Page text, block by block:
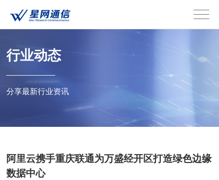
行业动态
分享最新行业资讯
阿里云携手重庆联通为万盛经开区打造绿色边缘
数据中心